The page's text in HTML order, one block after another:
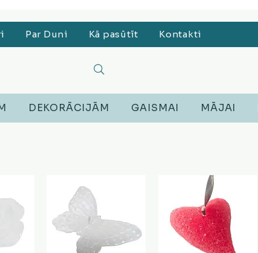
Austiņas
Par Duni Kā pasūtīt Kontakti
DEKORĀCIJĀM GAISMAI MĀJAI